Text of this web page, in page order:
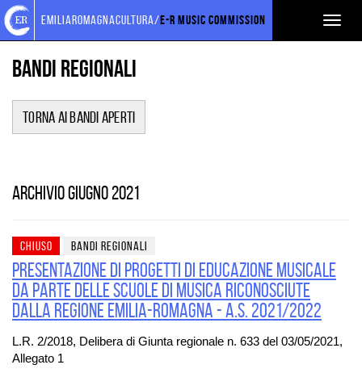
Torna
alla
home
Cerca
nel
sito
Salta
ai
contenuti
Salta
al
menu
emiliaromagnacultura/E-R Music Commission
FINANZIAMENTI
Bandi Regionali
Torna ai bandi aperti
Archivio giugno 2021
CHIUSO BANDI REGIONALI
Presentazione di progetti di educazione musicale
da parte delle scuole di musica riconosciute
dalla Regione Emilia-Romagna - a.s. 2021/2022
L.R. 2/2018, Delibera di Giunta regionale n. 633 del 03/05/2021,
Allegato 1